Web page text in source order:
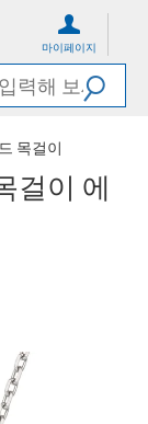
마이페이지
목걸이
걸이 에